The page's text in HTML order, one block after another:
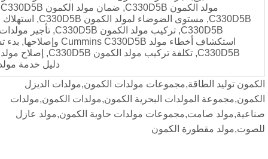
مولد الكمون C330D5B, ضمان مولد الكمون C330D5B, كفاءة مولد الكمون
C330D5B, مستوى الضوضاء لمولد الكمون C330D5B, استهلاك الوقود لمولد الكمون
C330D5B, تركيب مولد الكمون C330D5B, تأجير مولدات كومينز C330D5B,
استكشاف أخطاء مولد Cummins C330D5B وإصلاحها, بدء تشغيل المولد الكمون
C330D5B, تكلفة تركيب مولد الكمون C330D5B, إصلاح مولد الكمون C330D5B,
دليل خدمة مولد الكمون C330D5B
مولدات الكمون,مولدات الديزل
البحرية الكمون,مولدات الكمون,مولدات
مولدات حاوية الكمون,مولد عازل
الكمون